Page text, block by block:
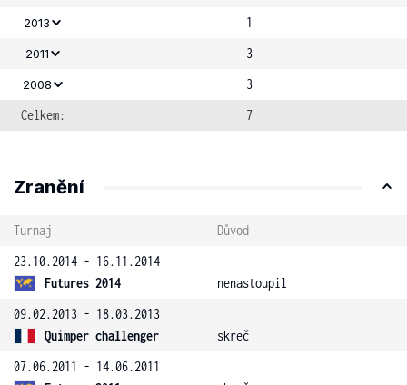
2013 1
2011 3
2008
3
Celkem:
7
Zranění
Turnaj
Důvod
23.10.2014 - 16.11.2014
Futures 2014
nenastoupil
09.02.2013 - 18.03.2013
Quimper challenger
skreč
07.06.2011 - 14.06.2011